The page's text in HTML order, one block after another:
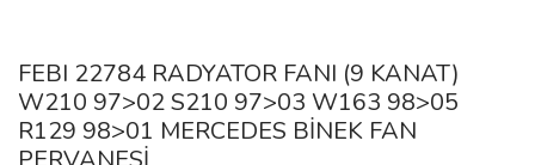
FEBI 22784 RADYATOR FANI (9 KANAT)
W210 97>02 S210 97>03 W163 98>05
R129 98>01 MERCEDES BİNEK FAN